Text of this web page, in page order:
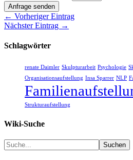
Anfrage senden
← Vorheriger Eintrag
Nächster Eintrag →
Schlagwörter
renate Daimler Skulpturarbeit Psychologie
Organisationsaufstellung Insa Sparrer NLP
Strukturaufstellung
Wiki-Suche
Suchen Suchen